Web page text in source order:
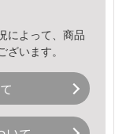
によって、商品
ざいます。